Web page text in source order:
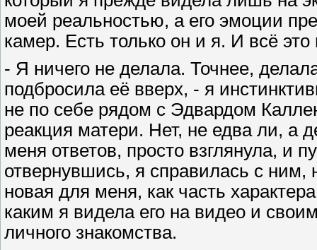
моей реальностью, а его эмоции
камер. Есть только он и я. И всё
- Я ничего не делала. Точнее,
подбросила её вверх, - я
не по себе рядом с Эдвардом
реакция матери. Нет, не едва ли, а
меня ответов, просто взглянула, и
отвернувшись, я справилась с
новая для меня, как часть
каким я видела его на видео и
личного знакомства.